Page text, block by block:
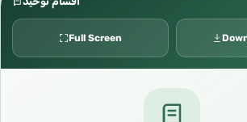
Full Screen